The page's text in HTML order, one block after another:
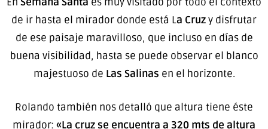
de ir hasta el mirador donde está La Cruzy disfrutar
de ese paisaje maravilloso, que incluso en días de
buena visibilidad, hasta se puede observar el blanco
majestuoso de Las Salinas en el horizonte.
Rolando también nos detalló que altura tiene éste
mirador: «La cruz se encuentra a 320 mts de altura